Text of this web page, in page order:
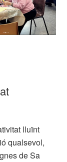
lluïnt
qualsevol,
de Sa